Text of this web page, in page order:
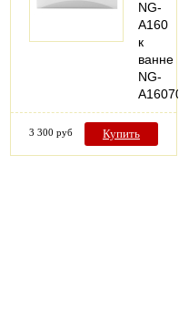
NG-
A160
к
ванне
NG-
A16070
3 300 руб Купить